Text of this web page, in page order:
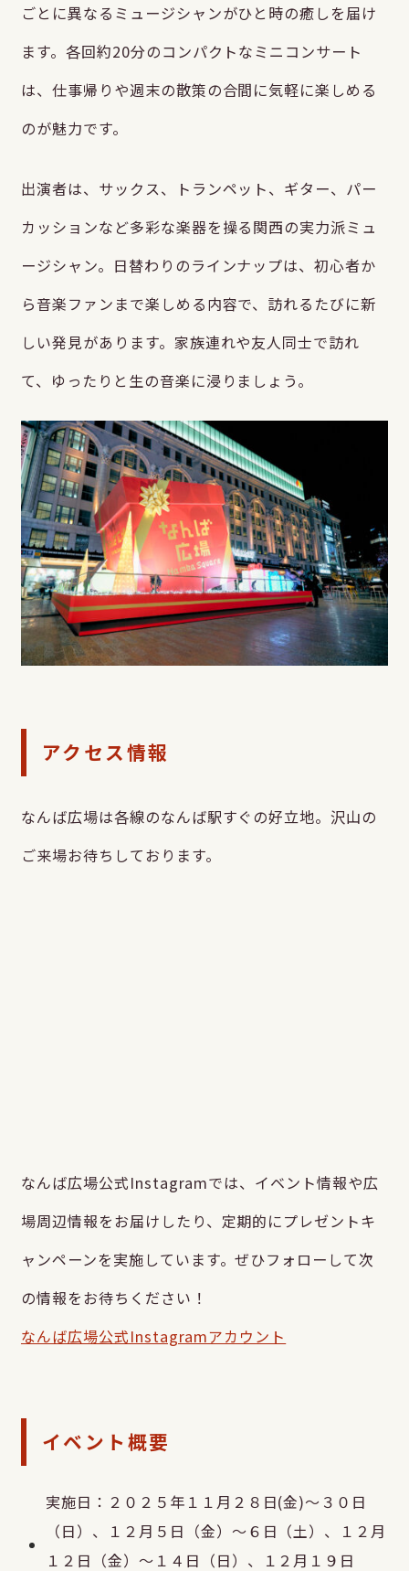
ごとに異なるミュージシャンがひと時の癒しを届け
ます。各回約20分のコンパクトなミニコンサート
は、仕事帰りや週末の散策の合間に気軽に楽しめる
のが魅力です。
出演者は、サックス、トランペット、ギター、パー
カッションなど多彩な楽器を操る関西の実力派ミュ
ージシャン。日替わりのラインナップは、初心者か
ら音楽ファンまで楽しめる内容で、訪れるたびに新
しい発見があります。家族連れや友人同士で訪れ
て、ゆったりと生の音楽に浸りましょう。
アクセス情報
なんば広場は各線のなんば駅すぐの好立地。沢山の
ご来場お待ちしております。
なんば広場公式Instagramでは、イベント情報や広
場周辺情報をお届けしたり、定期的にプレゼントキ
ャンペーンを実施しています。ぜひフォローして次
の情報をお待ちください！
なんば広場公式Instagramアカウント
イベント概要
実施日：２０２５年１１月２８日(金)～３０日
（日）、１２月５日（金）～６日（土）、１２月
１２日（金）～１４日（日）、１２月１９日